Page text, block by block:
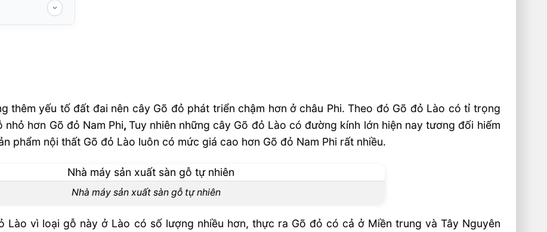
thêm yếu tố đất đai nên cây Gõ đỏ phát triển chậm hơn ở châu Phi. Theo đó Gõ đỏ Lào có tỉ trọng
hơn Gõ đỏ Nam Phi, Tuy nhiên những cây Gõ đỏ Lào có đường kính lớn hiện nay tương đối hiếm
phẩm nội thất Gõ đỏ Lào luôn có mức giá cao hơn Gõ đỏ Nam Phi rất nhiều.
Nhà máy sản xuất sàn gỗ tự nhiên
Lào vì loại gỗ này ở Lào có số lượng nhiều hơn, thực ra Gõ đỏ có cả ở Miền trung và Tây Nguyên